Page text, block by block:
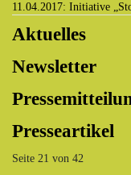
11.04.2017: Initiative
Aktuelles
Newsletter
Presseartikel
Seite 21 von 42